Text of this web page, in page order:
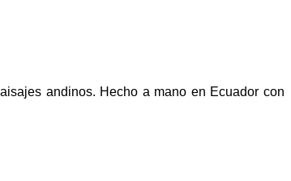
andinos. Hecho a mano en Ecuador con